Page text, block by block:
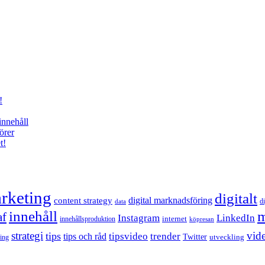
content strategy data digital marknadsföring digitalt
innehåll innehållsproduktion Instagram internet köpresan LinkedIn
strategi tips tips och råd tipsvideo trender Twitter utveckling